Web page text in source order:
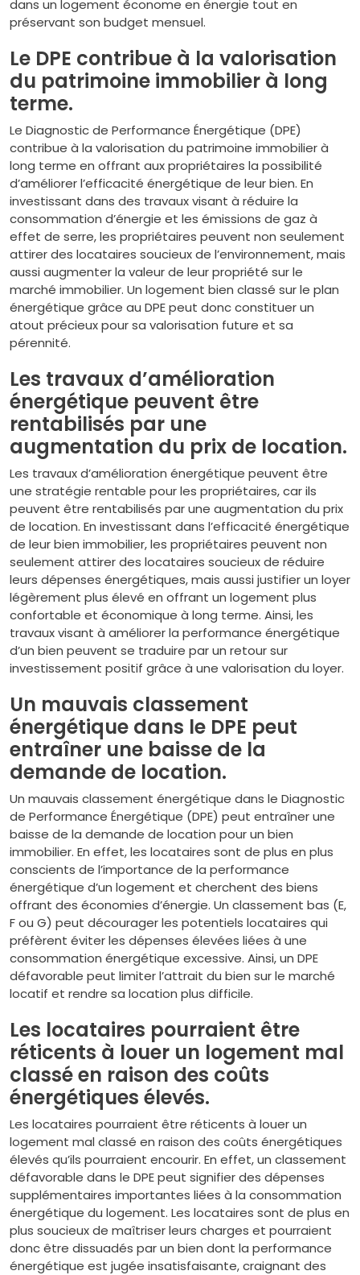
dans un logement économe en énergie tout en
préservant son budget mensuel.
Le DPE contribue à la valorisation
du patrimoine immobilier à long
terme.
Le Diagnostic de Performance Énergétique (DPE)
contribue à la valorisation du patrimoine immobilier à
long terme en offrant aux propriétaires la possibilité
d’améliorer l’efficacité énergétique de leur bien. En
investissant dans des travaux visant à réduire la
consommation d’énergie et les émissions de gaz à
effet de serre, les propriétaires peuvent non seulement
attirer des locataires soucieux de l’environnement, mais
aussi augmenter la valeur de leur propriété sur le
marché immobilier. Un logement bien classé sur le plan
énergétique grâce au DPE peut donc constituer un
atout précieux pour sa valorisation future et sa
pérennité.
Les travaux d’amélioration
énergétique peuvent être
rentabilisés par une
augmentation du prix de location.
Les travaux d’amélioration énergétique peuvent être
une stratégie rentable pour les propriétaires, car ils
peuvent être rentabilisés par une augmentation du prix
de location. En investissant dans l’efficacité énergétique
de leur bien immobilier, les propriétaires peuvent non
seulement attirer des locataires soucieux de réduire
leurs dépenses énergétiques, mais aussi justifier un loyer
légèrement plus élevé en offrant un logement plus
confortable et économique à long terme. Ainsi, les
travaux visant à améliorer la performance énergétique
d’un bien peuvent se traduire par un retour sur
investissement positif grâce à une valorisation du loyer.
Un mauvais classement
énergétique dans le DPE peut
entraîner une baisse de la
demande de location.
Un mauvais classement énergétique dans le Diagnostic
de Performance Énergétique (DPE) peut entraîner une
baisse de la demande de location pour un bien
immobilier. En effet, les locataires sont de plus en plus
conscients de l’importance de la performance
énergétique d’un logement et cherchent des biens
offrant des économies d’énergie. Un classement bas (E,
F ou G) peut décourager les potentiels locataires qui
préfèrent éviter les dépenses élevées liées à une
consommation énergétique excessive. Ainsi, un DPE
défavorable peut limiter l’attrait du bien sur le marché
locatif et rendre sa location plus difficile.
Les locataires pourraient être
réticents à louer un logement mal
classé en raison des coûts
énergétiques élevés.
Les locataires pourraient être réticents à louer un
logement mal classé en raison des coûts énergétiques
élevés qu’ils pourraient encourir. En effet, un classement
défavorable dans le DPE peut signifier des dépenses
supplémentaires importantes liées à la consommation
énergétique du logement. Les locataires sont de plus en
plus soucieux de maîtriser leurs charges et pourraient
donc être dissuadés par un bien dont la performance
énergétique est jugée insatisfaisante, craignant des